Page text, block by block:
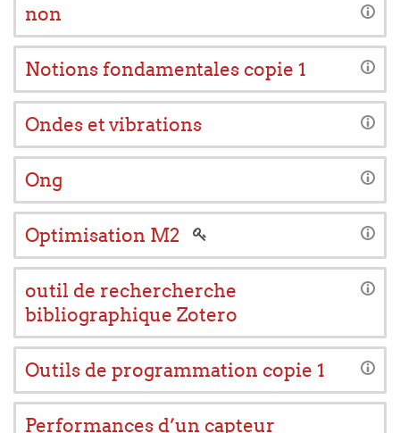
non
Notions fondamentales copie 1
Ondes et vibrations
Ong
Optimisation M2
outil de rechercherche
bibliographique Zotero
Outils de programmation copie 1
Performances d’un capteur